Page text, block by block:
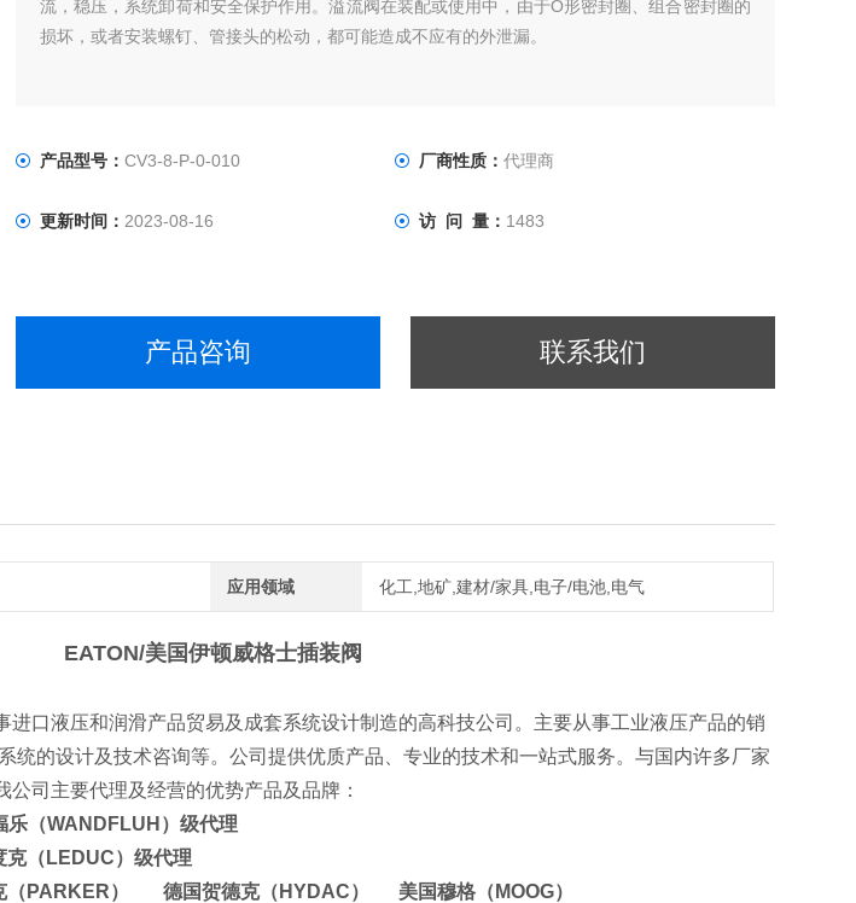
流，稳压，系统卸荷和安全保护作用。溢流阀在装配或使用中，由于O形密封圈、组合密封圈的
损坏，或者安装螺钉、管接头的松动，都可能造成不应有的外泄漏。
产品型号： CV3-8-P-0-010 厂商性质：代理商
更新时间： 2023-08-16 访 问 量： 1483
产品咨询 联系我们
应用领域 化工,地矿,建材/家具,电子/电池,电气
EATON/美国伊顿威格士插装阀
进口液压和润滑产品贸易及成套系统设计制造的高科技公司。主要从事工业液压产品的销
统的设计及技术咨询等。公司提供优质产品、专业的技术和一站式服务。与国内许多厂家
司主要代理及经营的优势产品及品牌：
（WANDFLUH）级代理
（LEDUC）级代理
PARKER） 德国贺德克（HYDAC） 美国穆格（MOOG）